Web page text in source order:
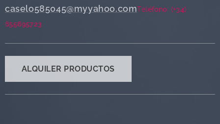
caselo585045@myyahoo.comTeléfono: (+34)
655895723
ALQUILER PRODUCTOS